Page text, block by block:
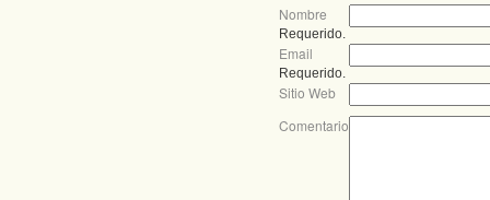
Nombre
Requerido.
Email
Requerido.
Sitio Web
Comentario